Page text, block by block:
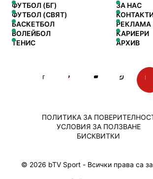
ФУТБОЛ (БГ)
ФУТБОЛ (СВЯТ)
БАСКЕТБОЛ
ВОЛЕЙБОЛ
ТЕНИС
ЗА НАС
РЕКЛАМА
КАРИЕРИ
АРХИВ
© 2026 bTV Sport - Всички права са
ПОЛИТИКА ЗА
УСЛОВИЯ ЗА ПОЛЗВАНЕ
БИСКВИТКИ